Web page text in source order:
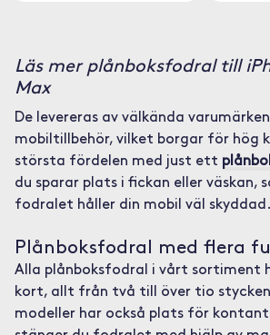
Läs mer plånboksfodral till
Max
De levereras av välkända
mobiltillbehör, vilket borgar för hög
största fördelen med just ett
du sparar plats i fickan eller väskan,
fodralet håller din mobil väl skyddad.
Plånboksfodral med flera
Alla plånboksfodral i vårt sortiment
kort, allt från två till över tio
modeller har också plats för